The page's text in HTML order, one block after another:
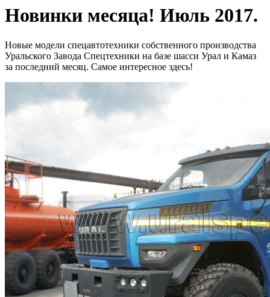
Новинки месяца! Июль 2017.
Новые модели спецавтотехники собственного производства
Уральского Завода Спецтехники на базе шасси Урал и Камаз
за последний месяц. Самое интересное здесь!